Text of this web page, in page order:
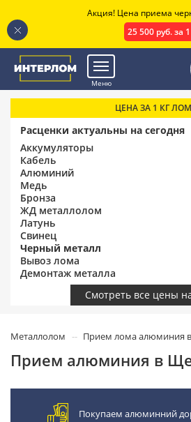
Меню
ЦЕНА ЗА 1 КГ
Расценки актуальны на сегодня
Аккумуляторы
Кабель
Алюминий
Медь
Бронза
ЖД металлолом
Латунь
Свинец
Черный металл
Вывоз лома
Демонтаж металла
Смотреть все цены
Металлолом Прием лома алюминия
Прием алюминия в
Покупаем алюминний
Акция! Цена приема
25 500 руб. за
.